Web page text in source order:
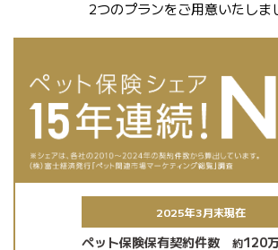
2つのプランをご用意いたしま
2025年3月末現在
ペット保険保有契約件数 約120